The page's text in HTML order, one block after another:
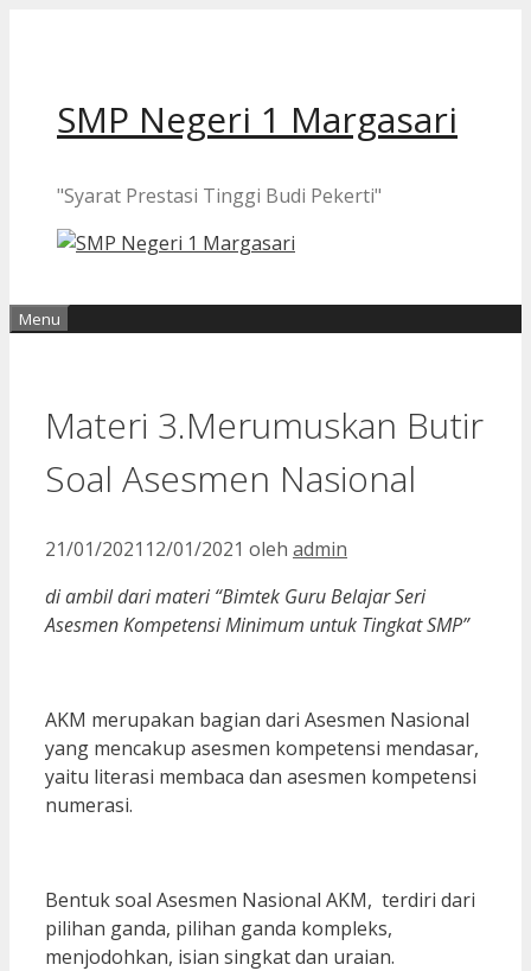
SMP Negeri 1 Margasari
"Syarat Prestasi Tinggi Budi Pekerti"
Menu
Materi 3.Merumuskan Butir
Soal Asesmen Nasional
21/01/2021 12/01/2021 oleh admin
di ambil dari materi “Bimtek Guru Belajar Seri
Asesmen Kompetensi Minimum untuk Tingkat SMP”
AKM merupakan bagian dari Asesmen Nasional
yang mencakup asesmen kompetensi mendasar,
yaitu literasi membaca dan asesmen kompetensi
numerasi.
Bentuk soal Asesmen Nasional AKM, terdiri dari
pilihan ganda, pilihan ganda kompleks,
menjodohkan, isian singkat dan uraian.